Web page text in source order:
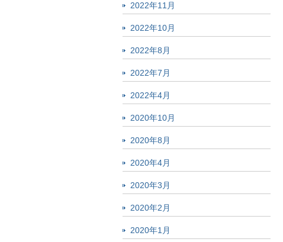
2022年11月
2022年10月
2022年8月
2022年7月
2022年4月
2020年10月
2020年8月
2020年4月
2020年3月
2020年2月
2020年1月